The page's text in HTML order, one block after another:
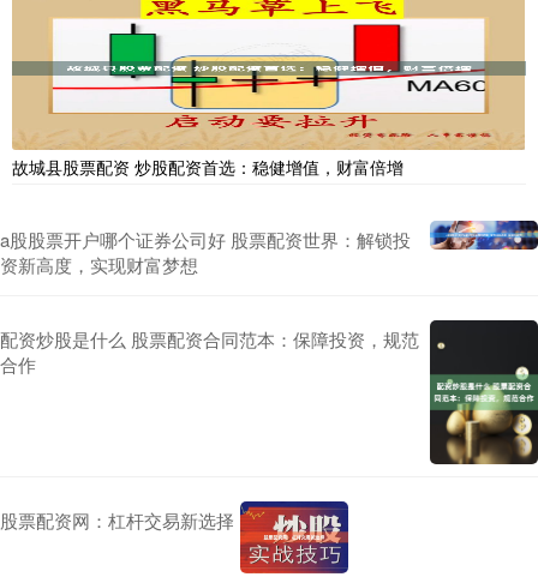
故城县股票配资 炒股配资首选：稳健增值，财富倍增
a股股票开户哪个证券公司好 股票配资世界：解锁投
资新高度，实现财富梦想
配资炒股是什么 股票配资合同范本：保障投资，规范
合作
股票配资网：杠杆交易新选择